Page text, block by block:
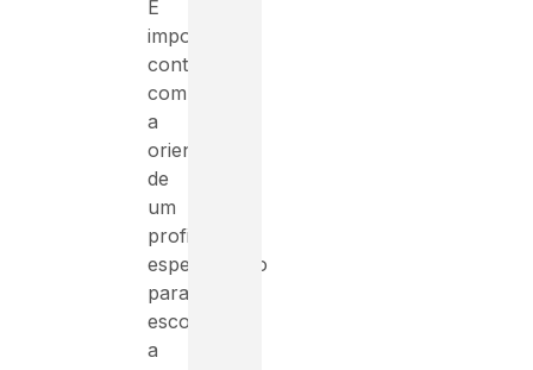
É
importante
contar
com
a
orientação
de
um
profissional
especializado
para
escolher
a